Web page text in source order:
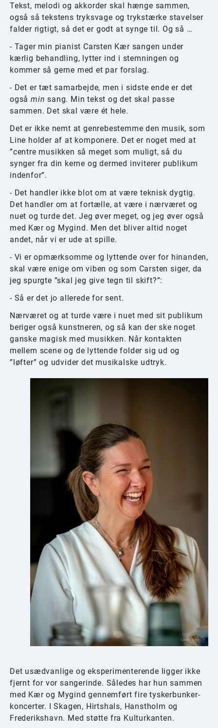
Tekst, melodi og akkorder skal hænge sammen,
også så tekstens tryksvage og trykstærke stavelser
falder rigtigt, så det er godt at synge til. Og så …
- Tager min pianist Carsten Kær sangen under
kærlig behandling, lytter ind i stemningen og
kommer så gerne med et par forslag.
- Det er tæt samarbejde, men i sidste ende er det
også minsang. Min tekst og det skal passe
sammen. Det skal være ét hele.
Det er ikke nemt at genrebestemme den musik, som
Line holder af at komponere. Det er noget med at
”centre musikken så meget som muligt, så du
synger fra din kerne og dermed inviterer publikum
indenfor”.
- Det handler ikke blot om at være teknisk dygtig.
Det handler om at fortælle, at være i nærværet og
nuet og turde det. Jeg øver meget, og jeg øver også
med Kær og Mygind. Men det bliver altid noget
andet, når vi er ude at spille.
- Vi er opmærksomme og lyttende over for hinanden,
skal være enige om viben og som Carsten siger, da
jeg spurgte ”skal jeg give tegn til skift?”:
- Så er det jo allerede for sent.
Nærværet og at turde være i nuet med sit publikum
beriger også kunstneren, og så kan der ske noget
ganske magisk med musikken. Når kontakten
mellem scene og de lyttende folder sig ud og
”løfter” og udvider det musikalske udtryk.
Det usædvanlige og eksperimenterende ligger ikke
fjernt for vor sangerinde. Således har hun sammen
med Kær og Mygind gennemført fire tyskerbunker-
koncerter. I Skagen, Hirtshals, Hanstholm og
Frederikshavn. Med støtte fra Kulturkanten.